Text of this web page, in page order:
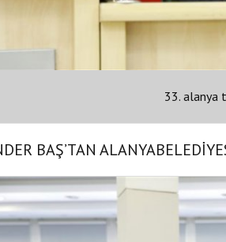
33. alanya
BAŞ’TAN